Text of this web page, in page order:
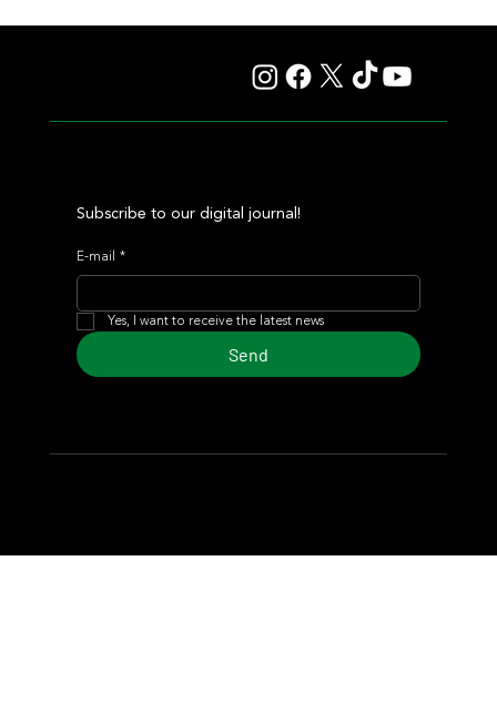
Subscribe to our digital journal!
E-mail *
Yes, I want to receive the latest news
Send